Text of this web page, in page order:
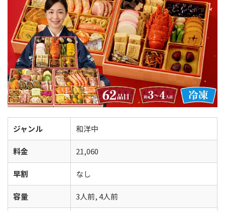
ジャンル 和洋中
料金 21,060
早割 なし
容量 3人前, 4人前